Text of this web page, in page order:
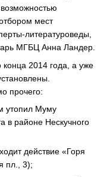
мест
литературоведы,
МГБЦ Анна Ландер.
конца 2014 года, а уже
прочего:
утопил Муму
в районе Нескучного
действие «Горя
пл., 3);